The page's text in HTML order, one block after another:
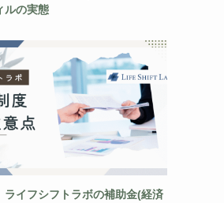
ルの実態
ライフシフトラボの補助金(経済